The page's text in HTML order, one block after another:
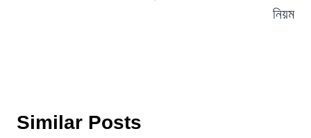
নিয়ম
Similar Posts